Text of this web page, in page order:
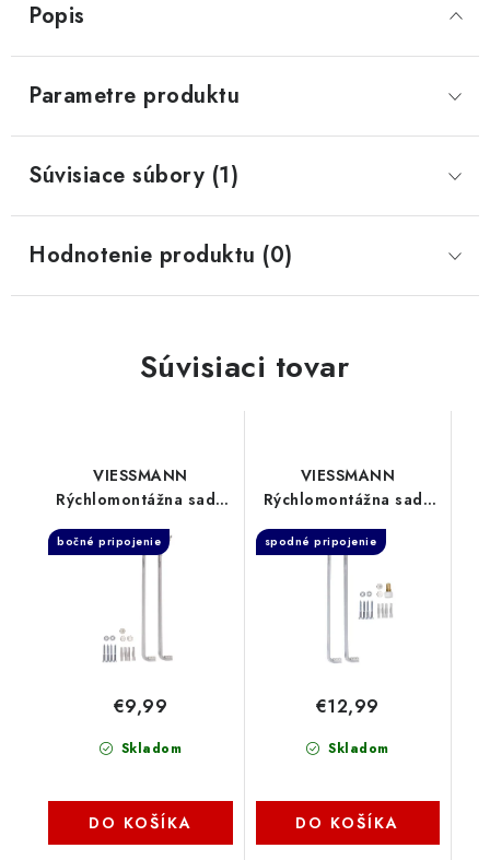
Popis
Parametre produktu
Súvisiace súbory (1)
Hodnotenie produktu (0)
Súvisiaci tovar
VIESSMANN
Rýchlomontážna sada
Typ K300, 7572545
bočné pripojenie
Skladom
€9,99
DO KOŠÍKA
VIESSMANN
Rýchlomontážna sada
Typ VK300, 7572538
spodné pripojenie
Skladom
€12,99
DO KOŠÍKA